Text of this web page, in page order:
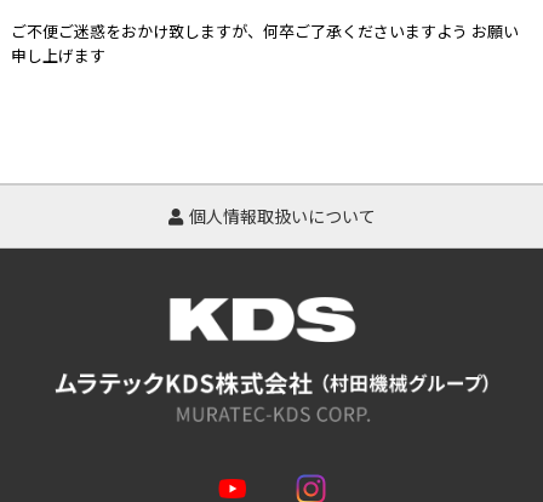
ご不便ご迷惑をおかけ致しますが、何卒ご了承くださいますよう お願い
申し上げます
個人情報取扱いについて